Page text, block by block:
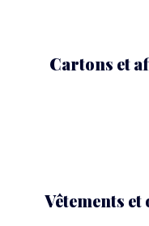
Cartons et
Vêtements